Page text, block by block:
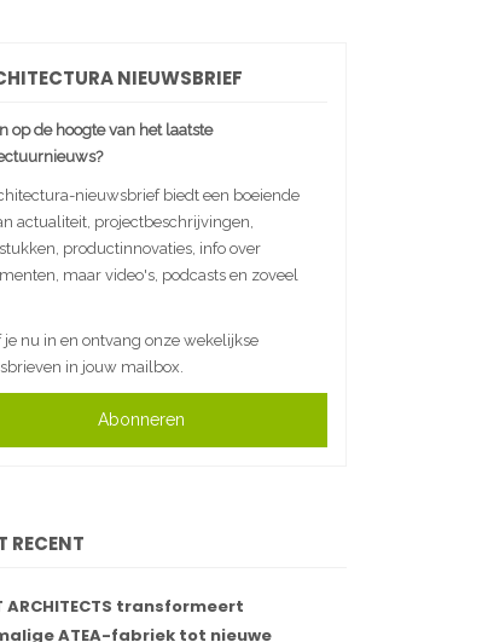
NIEUWSBRIEF
op de hoogte van het laatste
nieuwsbrief biedt een boeiende
actualiteit, projectbeschrijvingen,
productinnovaties, info over
maar video's, podcasts en zoveel
je nu in en ontvang onze wekelijkse
in jouw mailbox.
Abonneren
RECENT
ARCHITECTS transformeert
ATEA-fabriek tot nieuwe